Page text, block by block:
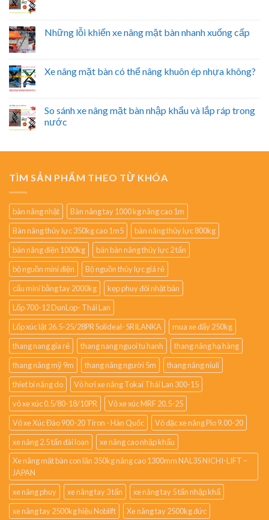
Những lỗi khiến xe nâng mặt bàn nhanh xuống cấp
Xe nâng mặt bàn có thể nâng khuôn ép nhựa không?
So sánh xe nâng mặt bàn nhập khẩu và lắp ráp trong
nước
TÌM SẢN PHẨM THEO TỪ KHÓA
bàn nâng nhật
Bàn nâng tay 1000 kg nâng cao 1m
Bàn nâng thủy lực 350kg cao 1m5
bàn nâng thủy lực 800kg
bàn nâng điện 1000kg
bán bàn nâng thủy lực 2 tấn
bộ nguồn mini điện
Bộ nguồn thủy lực giá rẻ
cẩu mini bằng tay 2000kg
kẹp phuy đôi nhật bản
Lốp 700-12 DunLop- Thái Lan
Lốp xúc lật 26.5-25/28PR Solideal- SRILANKA
mua xe đẩy 250kg
thang nang gia rẻ
thang nang nguoi tu hanh
thang nâng hạ hàng
thang nâng mỹ 9m
thang nâng người 5m
thang nâng niuli
thiet bi nâng do
Vỏ hơi xe nâng Tokai Thái Lan 300-15
vỏ xe xúc 0.5/80-18/10PR
Vỏ xe xúc MRF 20.5-25
Vỏ xe Xúc Đào 900-20 Tiron - Hàn Quốc
Vỏ đặc xe nâng Pio 9.00-20
xe nâng 2.5 tấn đài loan
xe nâng cao nhập khẩu
Xe nâng mặt bàn con lăn 350kg nâng cao 1300mm NAL35 NICHI-LIFT –
JAPAN
xe nâng phuy
xe nâng tay 3 tấn
xe nâng tay 5 tấn nhập khẩ
xe nâng tay 2500kg hiệu Noblift
Xe nâng tay 2500kg đức